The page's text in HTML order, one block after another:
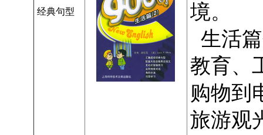
经典句型
境。
生活
教育、
购物到
旅游观